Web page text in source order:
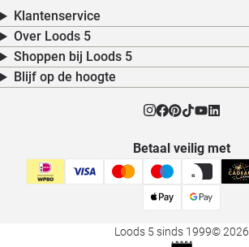
Klantenservice
Over Loods 5
Shoppen bij Loods 5
Blijf op de hoogte
Betaal veilig met
Loods 5 sinds 1999© 2026